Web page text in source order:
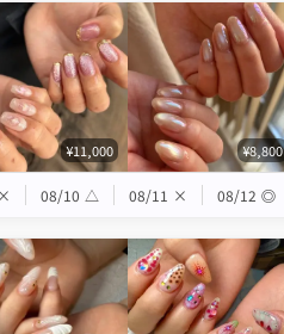
¥11,000 ¥8,800
08/10 △ 08/11 × 08/12 ◎